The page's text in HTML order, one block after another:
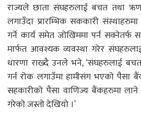
राज्यले छाता संघहरुलाई बचत तथा
लगाउँदा प्रारम्भिक सककारी
गर्ने कार्य समेत जोखिममा पर्न सक्नेतर्फ
मार्फत आवश्यक व्यवस्था गरेर संघहरुलाई
धारणा राख्दै उनले भने, ‘संघहरुलाई
गर्न रोक लगाउँमा हामीसंग भएको पैसा
सहकारीको पैसा वाणिज्य बैंकहरुमा
गरेको जस्तो देखियो ।’